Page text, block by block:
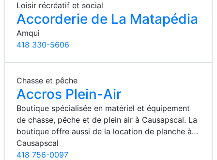
Loisir récréatif et social
Accorderie de La Matapédia
Amqui
418 330-5606
Chasse et pêche
Accros Plein-Air
Boutique spécialisée en matériel et équipement
de chasse, pêche et de plein air à Causapscal. La
boutique offre aussi de la location de planche à…
Causapscal
418 756-0097